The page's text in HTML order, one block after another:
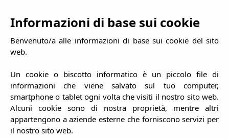
ingresso
uscita
Informazioni di base sui cookie
Benvenuto/a alle informazioni di base sui cookie del sito
web.
Un cookie o biscotto informatico è un piccolo file di
informazioni che viene salvato sul tuo computer,
smartphone o tablet ogni volta che visiti il nostro sito web.
Alcuni cookie sono di nostra proprietà, mentre altri
appartengono a aziende esterne che forniscono servizi per
il nostro sito web.